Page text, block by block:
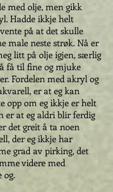
med olje, men gikk
Hadde ikkje helt
på at det skulle
male neste strøk. Nå er
litt på olje igjen, særlig
få til fine og mjuke
Fordelen med akryl og
er at eg kan
opp om eg ikkje er helt
er at eg aldri blir ferdig
det greit å ta noen
der eg ikkje har
grad av pirking, det
videre med
og.